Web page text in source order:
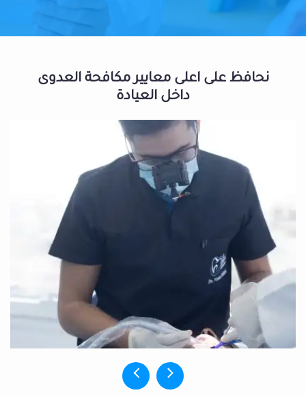
نحافظ على اعلى معايير مكافحة العدوى
داخل العيادة